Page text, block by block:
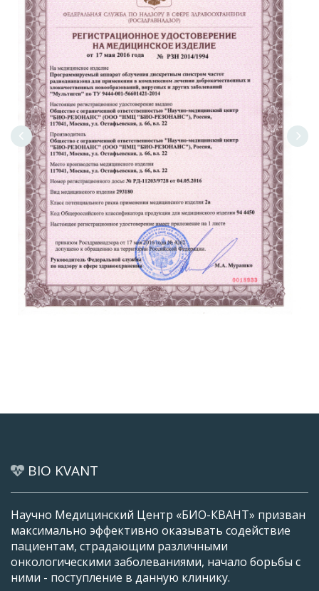
BIO KVANT
Научно Медицинский Центр «БИО-КВАНТ» призван
максимально эффективно оказывать содействие
пациентам, страдающим различными
онкологическими заболеваниями, начало борьбы с
ними - поступление в данную клинику.